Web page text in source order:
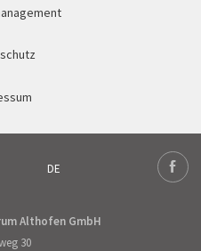
DE
Deutsch
Althofen GmbH
30